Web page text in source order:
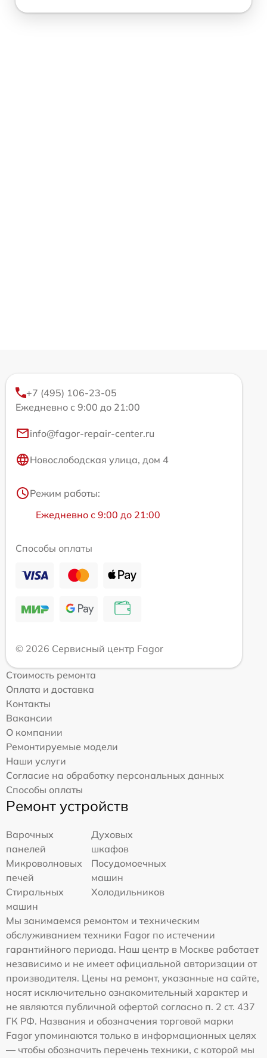
+7 (495) 106-23-05
Ежедневно с 9:00 до 21:00
info@fagor-repair-center.ru
Новослободская улица, дом 4
Режим работы:
Ежедневно с 9:00 до 21:00
Способы оплаты
© 2026 Сервисный центр Fagor
Стоимость ремонта
Оплата и доставка
Контакты
Вакансии
О компании
Ремонтируемые модели
Наши услуги
Согласие на обработку персональных данных
Способы оплаты
Ремонт устройств
Варочных
панелей
Духовых
шкафов
Микроволновых
печей
Посудомоечных
машин
Стиральных
машин
Холодильников
Мы занимаемся ремонтом и техническим
обслуживанием техники Fagor по истечении
гарантийного периода. Наш центр в Москве работает
независимо и не имеет официальной авторизации от
производителя. Цены на ремонт, указанные на сайте,
носят исключительно ознакомительный характер и
не являются публичной офертой согласно п. 2 ст. 437
ГК РФ. Названия и обозначения торговой марки
Fagor упоминаются только в информационных целях
— чтобы обозначить перечень техники, с которой мы